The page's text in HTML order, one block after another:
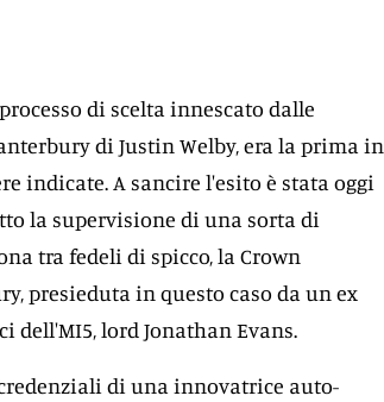
di scelta innescato dalle
di Justin Welby, era la prima in
indicate. A sancire l'esito è stata oggi
la supervisione di una sorta di
tra fedeli di spicco, la Crown
presieduta in questo caso da un ex
lord Jonathan Evans.
di una innovatrice auto-